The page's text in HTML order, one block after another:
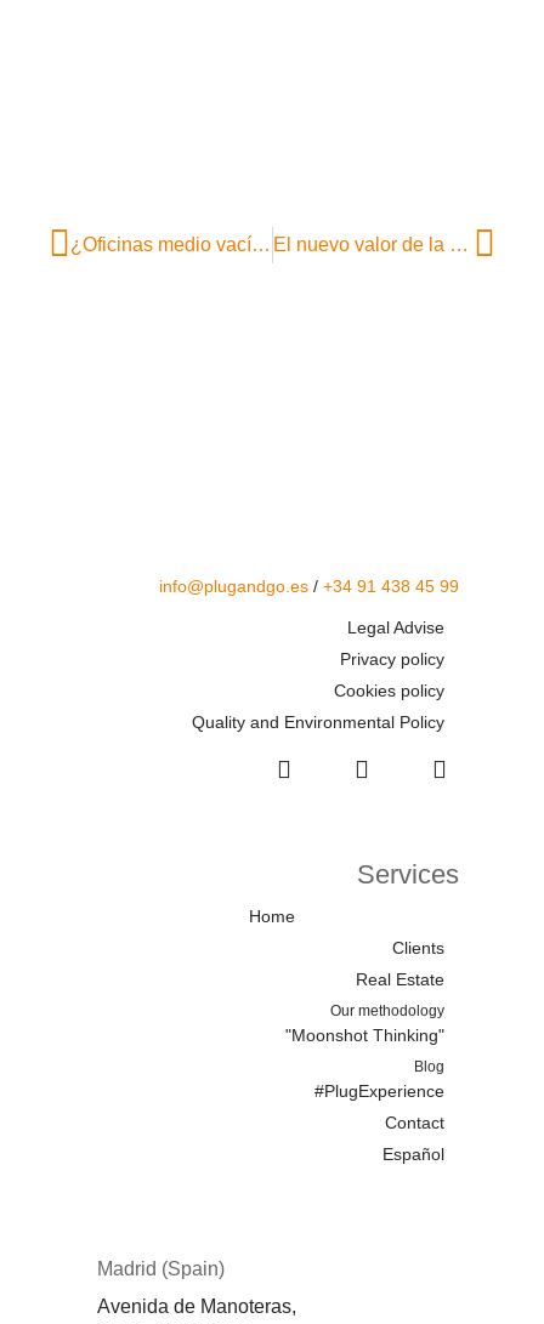
¿Oficinas medio vacías? El hot-desking, una solución para optimizar el espacio en la era híbrida El nuevo valor de la oficina: del lugar obligatorio al espacio inspirador
Madrid (Spain)
Avenida de Manoteras,
Services
Home
Clients
Real Estate
Our methodology
"Moonshot Thinking"
Blog
#PlugExperience
Contact
Español
info@plugandgo.es / +34 91 438 45 99
Legal Advise
Privacy policy
Cookies policy
Quality and Environmental Policy